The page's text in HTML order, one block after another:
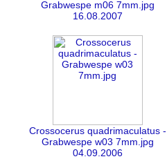
Grabwespe m06 7mm.jpg
16.08.2007
Crossocerus quadrimaculatus -
Grabwespe w03 7mm.jpg
04.09.2006